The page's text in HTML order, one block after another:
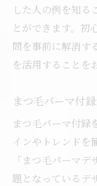
した人の例を知る
とができます。初
問を事前に解消す
を活用することを
まつ毛パーマ付
まつ毛パーマ付録
インやトレンドを
「まつ毛パーマ
題となっているデ